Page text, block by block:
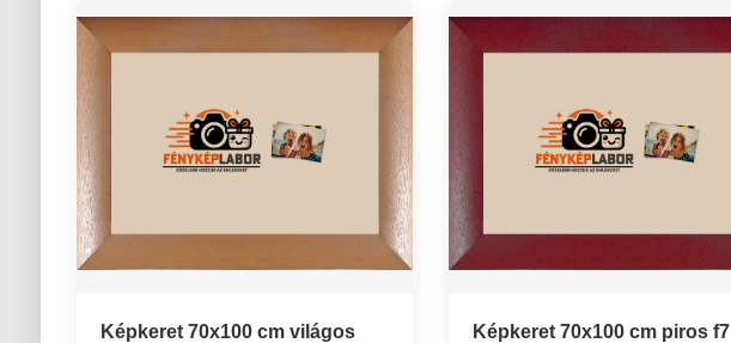
Képkeret 70x100 cm világos
Képkeret 70x100 cm piros f7